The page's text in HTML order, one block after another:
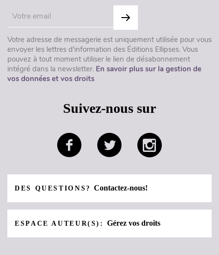
Votre adresse de messagerie est uniquement utilisée pour vous
envoyer les lettres d'information des Éditions Ellipses. Vous
pouvez à tout moment utiliser le lien de désabonnement
intégré dans la newsletter. En savoir plus sur la gestion de
vos données et vos droits
Suivez-nous sur
DES QUESTIONS?Contactez-nous!
ESPACE AUTEUR(S):Gérez vos droits